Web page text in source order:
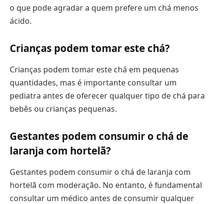
o que pode agradar a quem prefere um chá menos
ácido.
Crianças podem tomar este chá?
Crianças podem tomar este chá em pequenas
quantidades, mas é importante consultar um
pediatra antes de oferecer qualquer tipo de chá para
bebês ou crianças pequenas.
Gestantes podem consumir o chá de
laranja com hortelã?
Gestantes podem consumir o chá de laranja com
hortelã com moderação. No entanto, é fundamental
consultar um médico antes de consumir qualquer